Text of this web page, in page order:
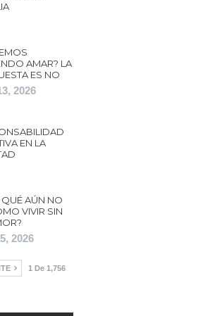
AMAR? LA
ES NO
2026
EN LA
AÚN NO
VIVIR SIN
2026
1 De 1,756